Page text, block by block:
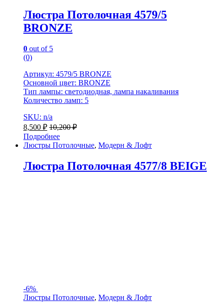
Люстра Потолочная 4579/5
BRONZE
0 out of 5
(0)
Артикул: 4579/5 BRONZE
Основной цвет: BRONZE
Тип лампы: светодиодная, лампа накаливания
Количество ламп: 5
SKU: n/a
8,500 ₽ 10,200₽
Подробнее
Люстры Потолочные, Модерн & Лофт
Люстра Потолочная 4577/8 BEIGE
-6%
Люстры Потолочные, Модерн & Лофт